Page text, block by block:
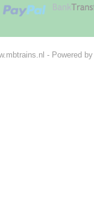
- Powered by